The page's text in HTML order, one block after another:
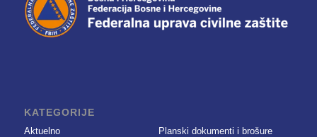
KATEGORIJE
Aktuelno
Planski dokumenti i brošure